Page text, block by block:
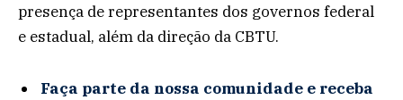
presença de representantes dos governos federal
e estadual, além da direção da CBTU.
Faça parte da nossa comunidade e receba